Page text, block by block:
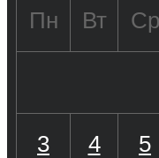
Пн Вт Ср
3 4 5